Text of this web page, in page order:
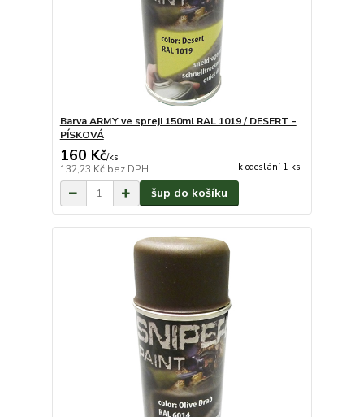
Barva ARMY ve spreji 150ml RAL 1019 / DESERT -
PÍSKOVÁ
160 Kč/ks
132,23 Kč bez DPH k odeslání 1 ks
šup do košíku